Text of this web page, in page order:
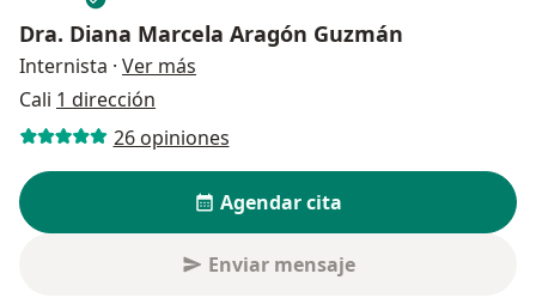
Dra. Diana Marcela Aragón Guzmán
Internista · Ver más
Cali 1 dirección
26 opiniones
Agendar cita
Enviar mensaje